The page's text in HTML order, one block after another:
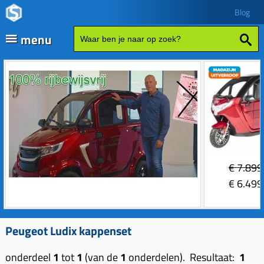
Blog
menu
Fatbikes
Scooter kopen
Zip
Sales
Elektrische delen
Achterlicht
Bobine
Motordelen
Achter tandwielen
Carburateurs (delen)
Frame delen
Achterbrug delen
Accessoires
€
€
Peugeot Ludix kappenset
onderdeel 1 tot1 (van de1 onderdelen). Resultaat: 1